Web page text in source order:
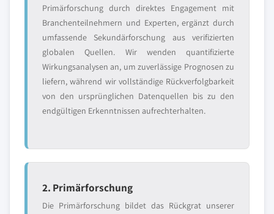
Primärforschung durch direktes Engagement mit
Branchenteilnehmern und Experten, ergänzt durch
umfassende Sekundärforschung aus verifizierten
globalen Quellen. Wir wenden quantifizierte
Wirkungsanalysen an, um zuverlässige Prognosen zu
liefern, während wir vollständige Rückverfolgbarkeit
von den ursprünglichen Datenquellen bis zu den
endgültigen Erkenntnissen aufrechterhalten.
2. Primärforschung
Die Primärforschung bildet das Rückgrat unserer